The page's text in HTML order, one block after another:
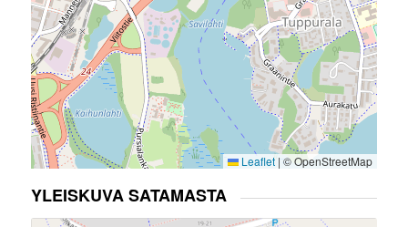
Leaflet | © OpenStreetMap
YLEISKUVA SATAMASTA